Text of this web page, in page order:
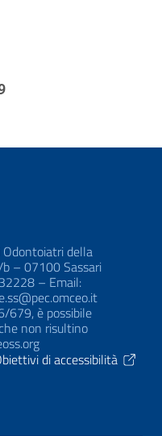
Odontoiatri della
b – 07100 Sassari
– Email:
679, è possibile
non risultino
di accessibilità